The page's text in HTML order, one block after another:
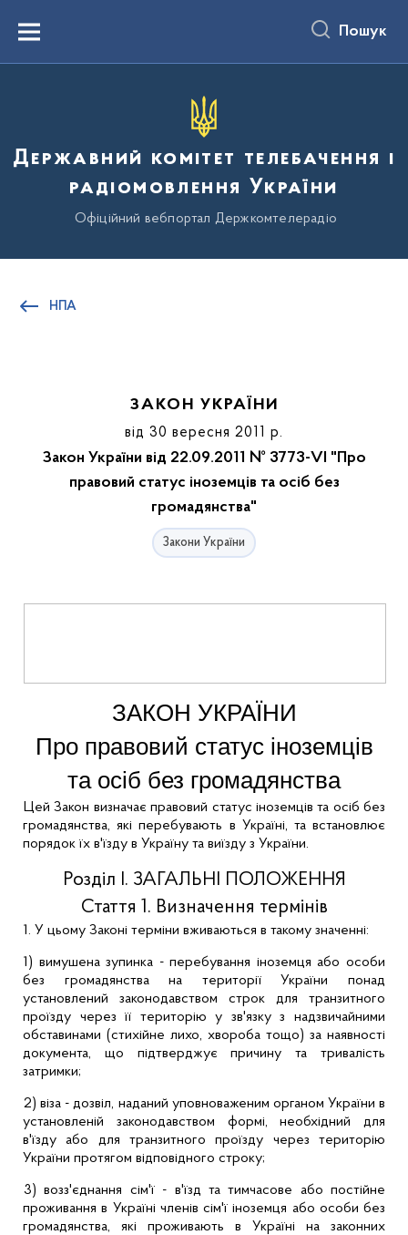
вмістуMenu Пошук
Державний комітет телебачення і
радіомовлення України
Офіційний вебпортал Держкомтелерадіо
НПА
ЗАКОН УКРАЇНИ
від 30 вересня 2011 р.
Закон України від 22.09.2011 № 3773-VI "Про
правовий статус іноземців та осіб без
громадянства"
Закони України
ЗАКОН УКРАЇНИ
Про правовий статус іноземців
та осіб без громадянства
Цей Закон визначає правовий статус іноземців та осіб без
громадянства, які перебувають в Україні, та встановлює
порядок їх в'їзду в Україну та виїзду з України.
Розділ I. ЗАГАЛЬНІ ПОЛОЖЕННЯ
Стаття 1. Визначення термінів
1. У цьому Законі терміни вживаються в такому значенні:
1) вимушена зупинка - перебування іноземця або особи
без громадянства на території України понад
установлений законодавством строк для транзитного
проїзду через її територію у зв'язку з надзвичайними
обставинами (стихійне лихо, хвороба тощо) за наявності
документа, що підтверджує причину та тривалість
затримки;
2) віза - дозвіл, наданий уповноваженим органом України в
установленій законодавством формі, необхідний для
в'їзду або для транзитного проїзду через територію
України протягом відповідного строку;
3) возз'єднання сім'ї - в'їзд та тимчасове або постійне
проживання в Україні членів сім'ї іноземця або особи без
громадянства, які проживають в Україні на законних